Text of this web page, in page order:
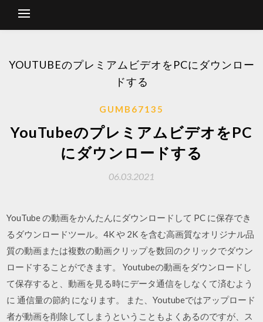
YOUTUBEのプレミアムビデオをPCにダウンロー
ドする
GUMB67135
YouTubeのプレミアムビデオをPC
にダウンロードする
06.03.2021
YouTube の動画をかんたんにダウンロードして PC に保存でき
るダウンロードツール。4K や 2K を含む高画質なオリジナル品
質の動画または複数の動画クリップを数回のクリックでダウン
ロードすることができます。 Youtubeの動画をダウンロードし
て保存すると、動画を見る時にデータ通信をしなくて済むよう
に 通信量の節約 になります。 また、Youtubeではアップロード
者が動画を削除してしまうということもよくあるのですが、ス